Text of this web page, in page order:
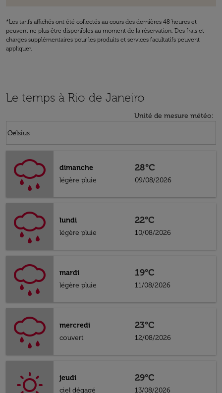
*Les tarifs affichés ont été collectés au cours des dernières 48 heures et
peuvent ne plus être disponibles au moment de la réservation. Des frais et
charges supplémentaires pour les produits et services facultatifs peuvent
appliquer.
Le temps à Rio de Janeiro
Unité de mesure météo:
Celsius
keyboard_arrow_down
dimanche
légère pluie
28°C
09/08/2026
lundi
légère pluie
22°C
10/08/2026
mardi
légère pluie
19°C
11/08/2026
mercredi
couvert
23°C
12/08/2026
jeudi
ciel dégagé
29°C
13/08/2026